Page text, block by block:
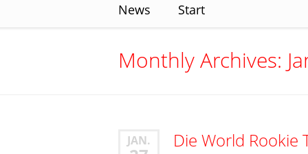
News Start
Monthly Archives:
JAN. Die World